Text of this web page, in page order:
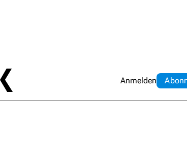
Anmelden Abo